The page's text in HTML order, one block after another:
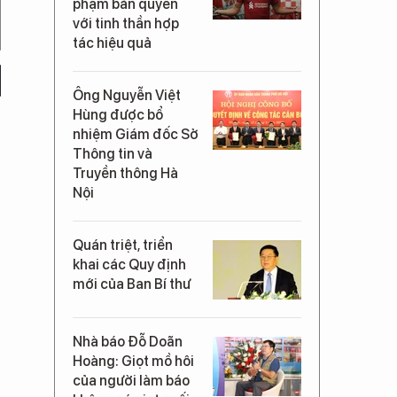
phạm bản quyền
với tinh thần hợp
tác hiệu quả
Ông Nguyễn Việt
Hùng được bổ
nhiệm Giám đốc Sở
Thông tin và
Truyền thông Hà
Nội
Quán triệt, triển
khai các Quy định
mới của Ban Bí thư
Nhà báo Đỗ Doãn
Hoàng: Giọt mồ hôi
của người làm báo